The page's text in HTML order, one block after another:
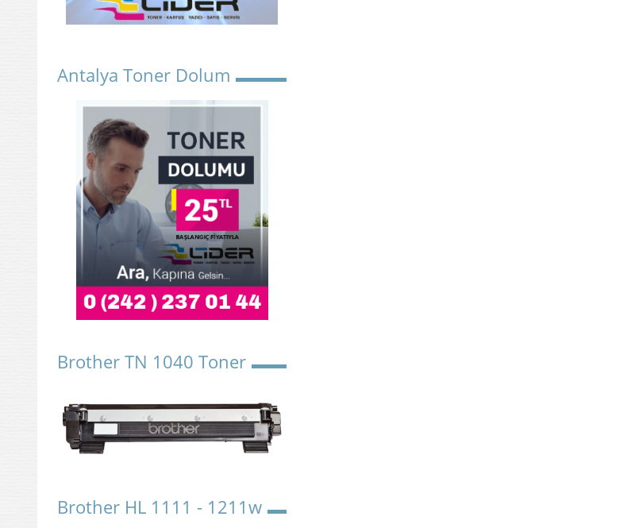
Antalya Toner Dolum
Brother TN 1040 Toner
Brother HL 1111 - 1211w